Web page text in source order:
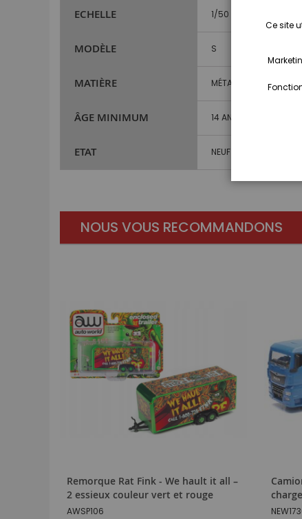
ECHELLE 1/50
MODÈLE S
MATIÈRE MÉTAL ET PLASTIQUE
ÂGE MINIMUM 14 ANS ET PLUS
ETAT NEUF
NOUS VOUS RECOMMANDONS
Remorque Rat Fink - We hault it all –
2 essieux couleur vert et rouge
AWSP106
Ce site